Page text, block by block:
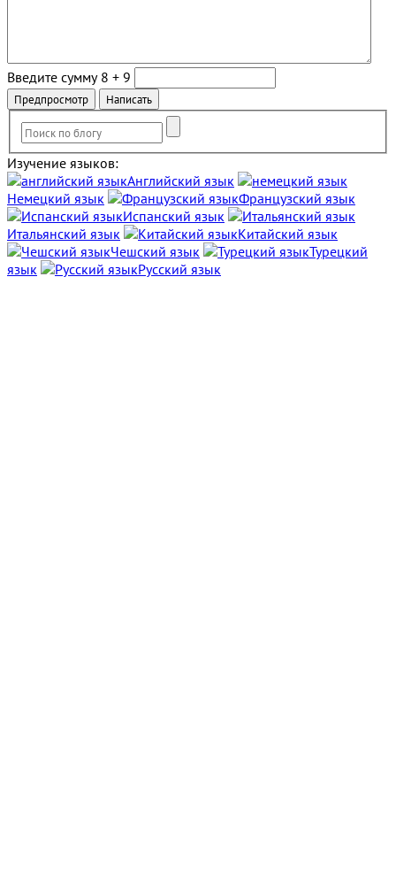
Введите сумму 8 + 9
Изучение языков:
Английский язык
Немецкий язык
Французский язык
Испанский язык
Итальянский язык
Китайский язык
Чешский язык
Турецкий
язык
Русский язык